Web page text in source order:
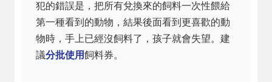
犯的錯誤是，把所有兌換來的飼料一次性餵給
第一種看到的動物，結果後面看到更喜歡的動
物時，手上已經沒飼料了，孩子就會失望。建
議分批使用飼料券。